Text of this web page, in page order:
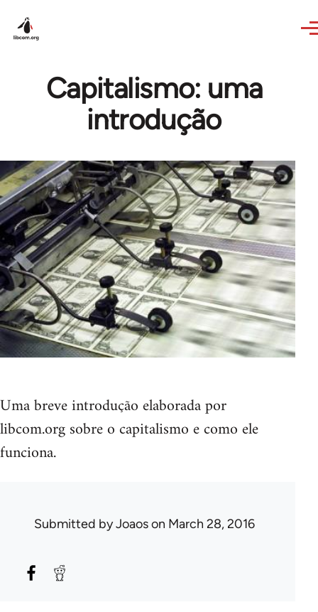
Capitalismo: uma
introdução
Uma breve introdução elaborada por
libcom.org sobre o capitalismo e como ele
funciona.
Submitted byJoaoson March 28, 2016